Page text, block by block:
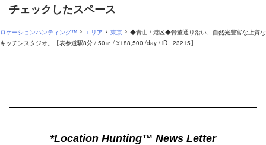
チェックしたスペース
ロケーションハンティング™ › エリア › 東京 › ◆青山 / 港区◆骨董通り沿い、自然光豊富な上質な
キッチンスタジオ。【表参道駅8分 / 50㎡ / ¥188,500 /day / iD : 23215】
*Location Hunting™️ News Letter